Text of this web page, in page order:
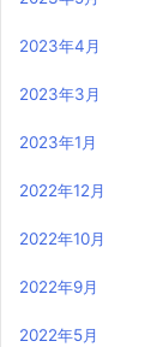
2023年4月
2023年3月
2023年1月
2022年12月
2022年10月
2022年9月
2022年5月